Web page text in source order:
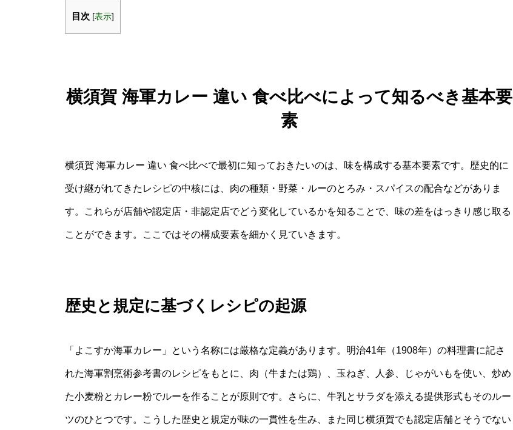
目次 [表示]
横須賀 海軍カレー 違い 食べ比べによって知るべき基本要
素
横須賀 海軍カレー 違い 食べ比べで最初に知っておきたいのは、味を構成する基本要素です。歴史的に
受け継がれてきたレシピの中核には、肉の種類・野菜・ルーのとろみ・スパイスの配合などがありま
す。これらが店舗や認定店・非認定店でどう変化しているかを知ることで、味の差をはっきり感じ取る
ことができます。ここではその構成要素を細かく見ていきます。
歴史と規定に基づくレシピの起源
「よこすか海軍カレー」という名称には厳格な定義があります。明治41年（1908年）の料理書に記さ
れた海軍割烹術参考書のレシピをもとに、肉（牛または鶏）、玉ねぎ、人参、じゃがいもを使い、炒め
た小麦粉とカレー粉でルーを作ることが原則です。さらに、牛乳とサラダを添える提供形式もそのルー
ツのひとつです。こうした歴史と規定が味の一貫性を生み、また同じ横須賀でも認定店舗とそうでない